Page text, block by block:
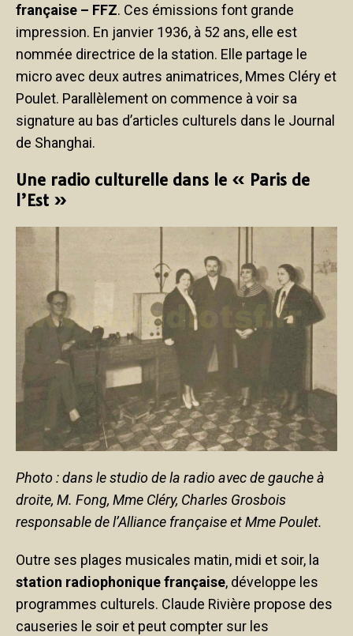
française – FFZ. Ces émissions font grande
impression. En janvier 1936, à 52 ans, elle est
nommée directrice de la station. Elle partage le
micro avec deux autres animatrices, Mmes Cléry et
Poulet. Parallèlement on commence à voir sa
signature au bas d’articles culturels dans le Journal
de Shanghai.
Une radio culturelle dans le « Paris de
l’Est »
Photo : dans le studio de la radio avec de gauche à
droite, M. Fong, Mme Cléry, Charles Grosbois
responsable de l’Alliance française et Mme Poulet.
Outre ses plages musicales matin, midi et soir, la
station radiophonique française, développe les
programmes culturels. Claude Rivière propose des
causeries le soir et peut compter sur les